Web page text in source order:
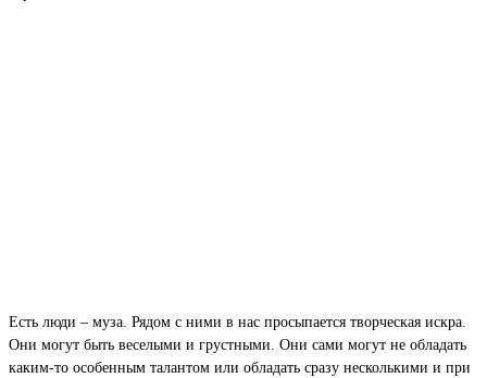
Есть люди – муза. Рядом с ними в нас просыпается творческая искра.
Они могут быть веселыми и грустными. Они сами могут не обладать
каким-то особенным талантом или обладать сразу несколькими и при